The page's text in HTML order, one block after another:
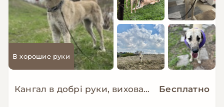
В хорошие руки
Кангал в добрі руки, вихована молода дівчинка Бесплатно